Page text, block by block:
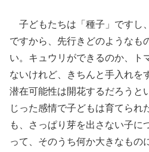
子どもたちは「種子」ですし
ですから、先行きどのようなも
い。キュウリができるのか、ト
ないけれど、きちんと手入れを
潜在可能性は開花するだろうと
じった感情で子どもは育てられ
も、さっぱり芽を出さない子に
って、そのうち何か大きなもの